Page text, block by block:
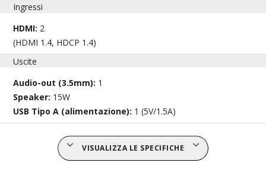
Ingressi
HDMI: 2
(HDMI 1.4, HDCP 1.4)
Uscite
Audio-out (3.5mm): 1
Speaker: 15W
USB Tipo A (alimentazione): 1 (5V/1.5A)
VISUALIZZA LE SPECIFICHE